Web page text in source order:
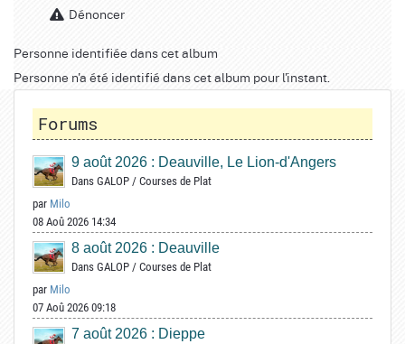
Dénoncer
Personne identifiée dans cet album
Personne n'a été identifié dans cet album pour l'instant.
Forums
9 août 2026 : Deauville, Le Lion-d'Angers
Dans GALOP / Courses de Plat
par Milo
08 Aoû 2026 14:34
8 août 2026 : Deauville
Dans GALOP / Courses de Plat
par Milo
07 Aoû 2026 09:18
7 août 2026 : Dieppe